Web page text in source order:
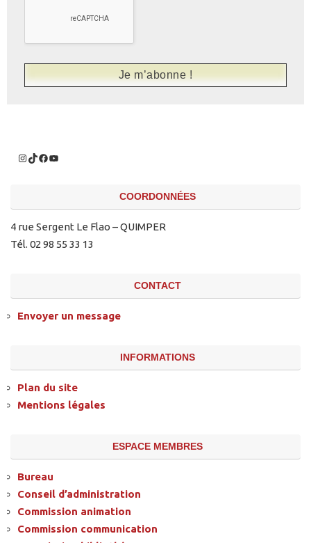
COORDONNÉES
4 rue Sergent Le Flao – QUIMPER
Tél. 02 98 55 33 13
CONTACT
Envoyer un message
INFORMATIONS
Plan du site
Mentions légales
ESPACE MEMBRES
Bureau
Conseil d’administration
Commission animation
Commission communication